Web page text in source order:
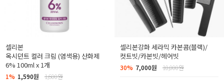
셀리본
옥시던트 컬러 크림 (염색용) 산화제
6% 100ml x 1개
1% 1,590원 1,600원
셀리본강화 세라믹 카본콤(블랙)/
컷트빗/카본빗/헤어빗
30% 7,000원
10,000원